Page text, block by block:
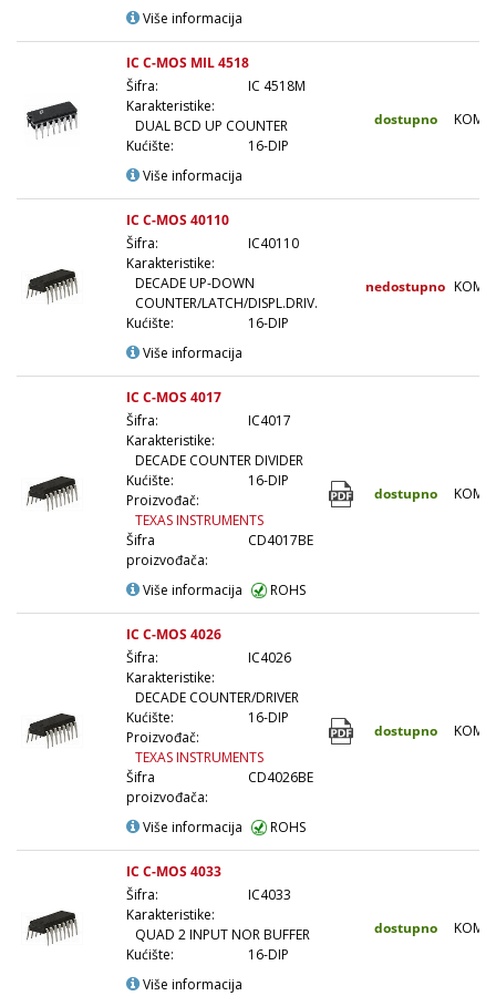
Više informacija
IC C-MOS MIL 4518
Šifra:
IC 4518M
Karakteristike:
DUAL BCD UP COUNTER
Kućište:
16-DIP
Više informacija
dostupno KOM
IC C-MOS 40110
Šifra:
IC40110
Karakteristike:
DECADE UP-DOWN
COUNTER/LATCH/DISPL.DRIV.
Kućište:
16-DIP
Više informacija
nedostupno KOM
IC C-MOS 4017
Šifra:
IC4017
Karakteristike:
DECADE COUNTER DIVIDER
Kućište:
16-DIP
Proizvođač:
TEXAS INSTRUMENTS
Šifra
proizvođača:
CD4017BE
Više informacija ROHS
dostupno KOM
IC C-MOS 4026
Šifra:
IC4026
Karakteristike:
DECADE COUNTER/DRIVER
Kućište:
16-DIP
Proizvođač:
TEXAS INSTRUMENTS
Šifra
proizvođača:
CD4026BE
Više informacija ROHS
dostupno KOM
IC C-MOS 4033
Šifra:
IC4033
Karakteristike:
QUAD 2 INPUT NOR BUFFER
Kućište:
16-DIP
Više informacija
dostupno KOM